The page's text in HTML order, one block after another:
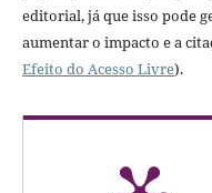
editorial, já que isso pode
aumentar o impacto e a
Efeito do Acesso Livre).